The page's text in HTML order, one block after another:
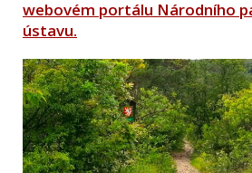
webovém portálu Národního
ústavu.